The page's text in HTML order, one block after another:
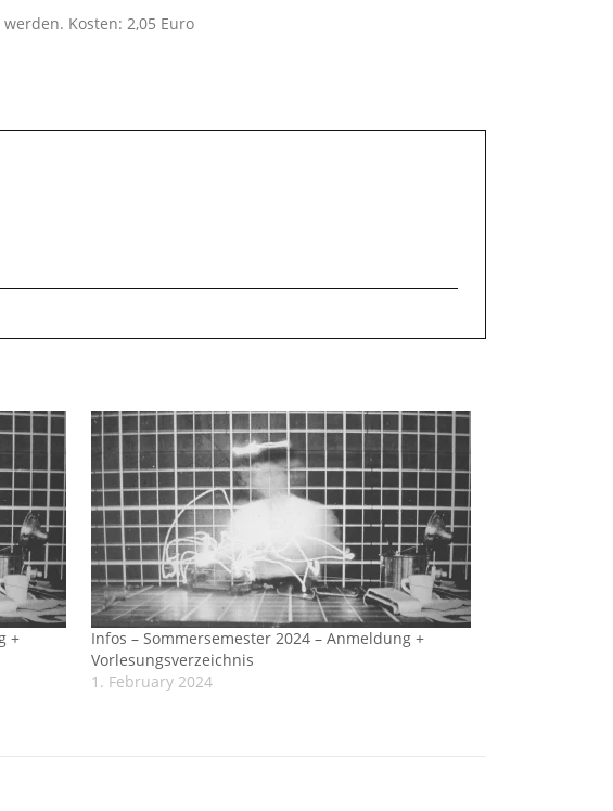
Kosten: 2,05 Euro
+
Infos – Sommersemester 2024 – Anmeldung +
Vorlesungsverzeichnis
1. February 2024